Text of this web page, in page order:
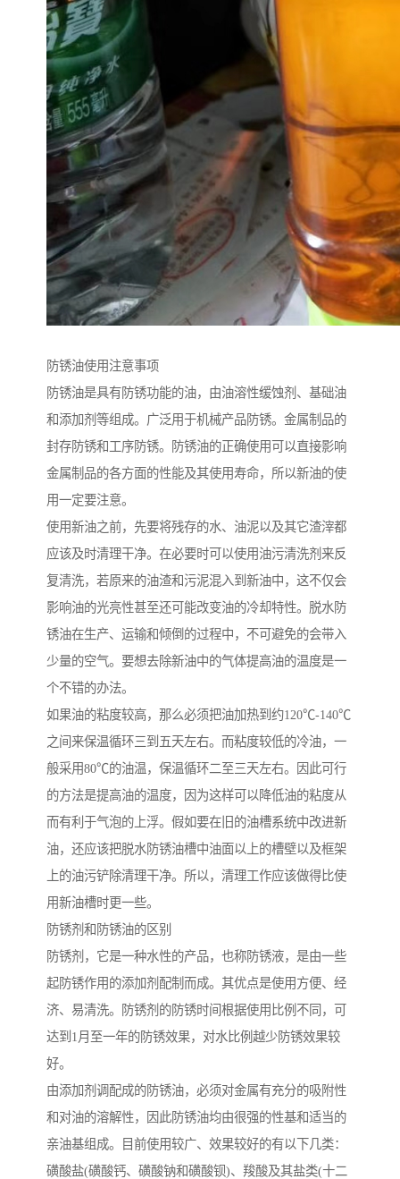
防锈油使用注意事项
防锈油是具有防锈功能的油，由油溶性缓蚀剂、基础油
和添加剂等组成。广泛用于机械产品防锈。金属制品的
封存防锈和工序防锈。防锈油的正确使用可以直接影响
金属制品的各方面的性能及其使用寿命，所以新油的使
用一定要注意。
使用新油之前，先要将残存的水、油泥以及其它渣滓都
应该及时清理干净。在必要时可以使用油污清洗剂来反
复清洗，若原来的油渣和污泥混入到新油中，这不仅会
影响油的光亮性甚至还可能改变油的冷却特性。脱水防
锈油在生产、运输和倾倒的过程中，不可避免的会带入
少量的空气。要想去除新油中的气体提高油的温度是一
个不错的办法。
如果油的粘度较高，那么必须把油加热到约120℃-140℃
之间来保温循环三到五天左右。而粘度较低的冷油，一
般采用80℃的油温，保温循环二至三天左右。因此可行
的方法是提高油的温度，因为这样可以降低油的粘度从
而有利于气泡的上浮。假如要在旧的油槽系统中改进新
油，还应该把脱水防锈油槽中油面以上的槽壁以及框架
上的油污铲除清理干净。所以，清理工作应该做得比使
用新油槽时更一些。
防锈剂和防锈油的区别
防锈剂，它是一种水性的产品，也称防锈液，是由一些
起防锈作用的添加剂配制而成。其优点是使用方便、经
济、易清洗。防锈剂的防锈时间根据使用比例不同，可
达到1月至一年的防锈效果，对水比例越少防锈效果较
好。
由添加剂调配成的防锈油，必须对金属有充分的吸附性
和对油的溶解性，因此防锈油均由很强的性基和适当的
亲油基组成。目前使用较广、效果较好的有以下几类：
磺酸盐(磺酸钙、磺酸钠和磺酸钡)、羧酸及其盐类(十二